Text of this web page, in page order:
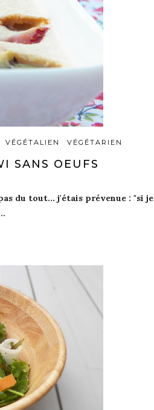
VÉGÉTALIEN VÉGÉTARIEN
SANS OEUFS
du tout... j'étais prévenue : "si je